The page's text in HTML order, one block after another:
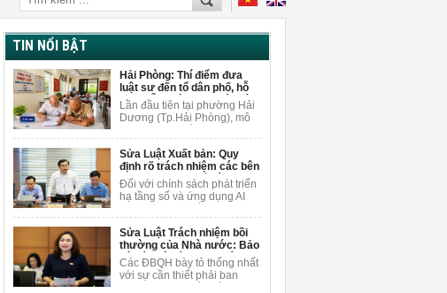
TIN NỔI BẬT
Hải Phòng: Thí điểm đưa
luật sư đến tổ dân phố, hỗ
trợ miễn phí cho người dân
Lần đầu tiên tại phường Hải
Dương (Tp.Hải Phòng), mô
gắn với tư vấn pháp lý miễn
phí được triển khai ngay tại
tổ dân phố để giải đáp
vướng mắc pháp lý cho
người dân.
Sửa Luật Xuất bản: Quy
định rõ trách nhiệm các bên
khi sử dụng AI để sáng tạo
nội dung
Đối với chính sách phát triển
hạ tầng số và ứng dụng AI
Vương Quốc Thắng cho rằng
cần nghiên cứu, bổ sung các
quy định cụ thể hơn về việc
bảo vệ quyền trong môi
trường AI.
Sửa Luật Trách nhiệm bồi
thường của Nhà nước: Bảo
vệ cán bộ dám nghĩ, dám
làm vì lợi ích chung
Các ĐBQH bày tỏ thống nhất
với sự cần thiết phải ban